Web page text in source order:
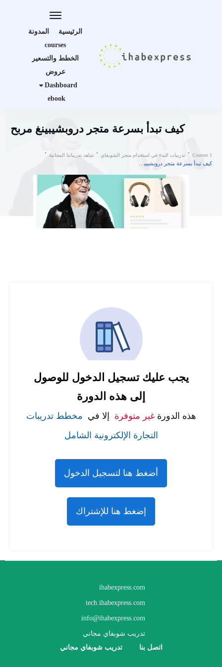
الرئيسية
المدونة
courses
الخطط والتسعير
عروض
Dashboard
ebook
كيف تبدأ بسرعة متجر دروبشيبينغ مربح
Courses 1 تدريبات البدء في استخدام متجر الشوبفاي شاهد تدريباتنا المجانية
يجب عليك تسجيل الدخول للوصول
إلى هذه الدورة
هذه الدورةغير متوفرة إلا في مخطط تدريبات
التجارة الإلكترونية الشامل
أضغط هنا لتسجيل الدخول
إضغط هنا للإشتراك
ihabexpress.com
tech.ihabexpress.com
info@ihabexpress.com
تدريب شوبفاي مجاني
اتصل بنا تدريب شوبفاي مجاني